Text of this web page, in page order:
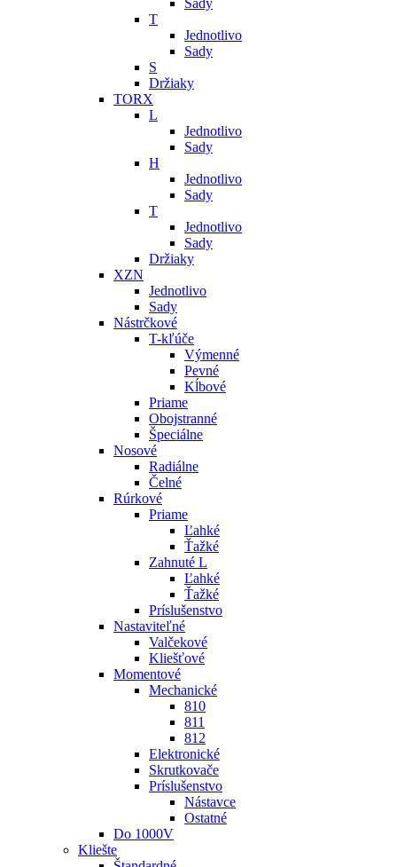
Sady
T
Jednotlivo
Sady
S
Držiaky
TORX
L
Jednotlivo
Sady
H
Jednotlivo
Sady
T
Jednotlivo
Sady
Držiaky
XZN
Jednotlivo
Sady
Nástrčkové
T-kľúče
Výmenné
Pevné
Kĺbové
Priame
Obojstranné
Špeciálne
Nosové
Radiálne
Čelné
Rúrkové
Priame
Ľahké
Ťažké
Zahnuté L
Ľahké
Ťažké
Príslušenstvo
Nastaviteľné
Valčekové
Kliešťové
Momentové
Mechanické
810
811
812
Elektronické
Skrutkovače
Príslušenstvo
Nástavce
Ostatné
Do 1000V
Kliešte